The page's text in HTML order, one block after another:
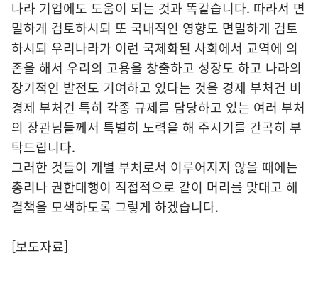
나라 기업에도 도움이 되는 것과 똑같습니다. 따라서 면
밀하게 검토하시되 또 국내적인 영향도 면밀하게 검토
하시되 우리나라가 이런 국제화된 사회에서 교역에 의
존을 해서 우리의 고용을 창출하고 성장도 하고 나라의
장기적인 발전도 기여하고 있다는 것을 경제 부처건 비
경제 부처건 특히 각종 규제를 담당하고 있는 여러 부처
의 장관님들께서 특별히 노력을 해 주시기를 간곡히 부
탁드립니다.
그러한 것들이 개별 부처로서 이루어지지 않을 때에는
총리나 권한대행이 직접적으로 같이 머리를 맞대고 해
결책을 모색하도록 그렇게 하겠습니다.
[보도자료]